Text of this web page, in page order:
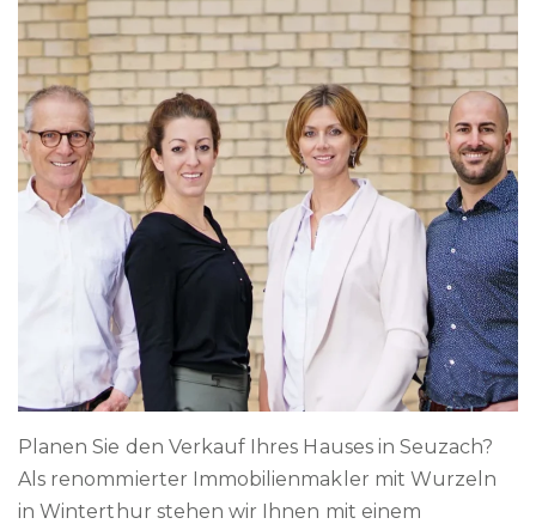
Planen Sie den Verkauf Ihres Hauses in Seuzach?
Als renommierter Immobilienmakler mit Wurzeln
in Winterthur stehen wir Ihnen mit einem